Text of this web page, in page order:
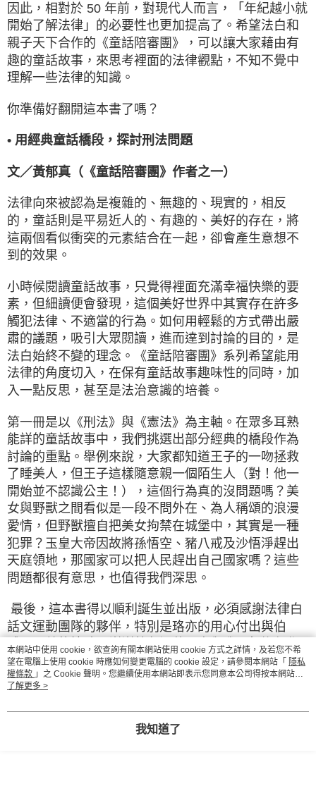
因此，相對於 50 年前，對現代人而言，「年紀越小就
開始了解法律」的必要性也更加提高了。希望法白和
親子天下合作的《童話陪審團》，可以讓大家藉由有
趣的童話故事，來思考裡面的法律觀點，不知不覺中
理解一些法律的知識。
你準備好翻開這本書了嗎？
• 用經典童話橋段，探討刑法問題
文／黃郁真（《童話陪審團》作者之一）
法律向來被認為是複雜的、無趣的、現實的，相反
的，童話則是平易近人的、有趣的、美好的存在，將
這兩個看似衝突的元素結合在一起，卻會產生意想不
到的效果。
小時候閱讀童話故事，只覺得裡面充滿幸福快樂的要
素，但細讀便會發現，這個美好世界中其實存在許多
觸犯法律、不適當的行為。如何用輕鬆的方式帶出嚴
肅的議題，吸引大眾閱讀，進而達到討論的目的，是
法白始終不變的理念。《童話陪審團》系列希望能用
法律的角度切入，在保有童話故事趣味性的同時，加
入一點反思，甚至是法治意識的培養。
第一冊是以《刑法》與《憲法》為主軸。在眾多耳熟
能詳的童話故事中，我們挑選出部分經典的橋段作為
討論的重點。舉例來說，大家都知道王子的一吻拯救
了睡美人，但王子這樣隨意親一個陌生人（對！他一
開始並不認識公主！），這個行為真的沒問題嗎？美
女與野獸之間看似是一段不問外在、為人稱頌的浪漫
愛情，但野獸擅自把美女拘禁在城堡中，其實是一種
犯罪？玉皇大帝因故將孫悟空、豬八戒及沙悟淨趕出
天庭領地，那國家可以把人民趕出自己國家嗎？這些
問題都很有意思，也值得我們深思。
最後，這本書得以順利誕生並出版，必須感謝法律白
話文運動團隊的夥伴，特別是珞亦的用心付出與伯
威、又慈的協助。謝謝摯友涵茵願意與我一起擔任作
者，謝謝辰祐在寫作初期提供許多材料與建議，你的
存在跟陪伴對我來說就是最大的動力，謝謝家人各方
用法律了解自己生長的地方
本網站中使用 cookie，欲查詢有關本網站使用 cookie 方式之詳情，及若您不希
望在電腦上使用 cookie 時應如何變更電腦的 cookie 設定，請參閱本網站「 隱私
權條款 」之 Cookie 聲明。您繼續使用本網站即表示您同意本公司得按本網站使
用條款之 Cookie 聲明使用 cookie。
了解更多 >
我知道了